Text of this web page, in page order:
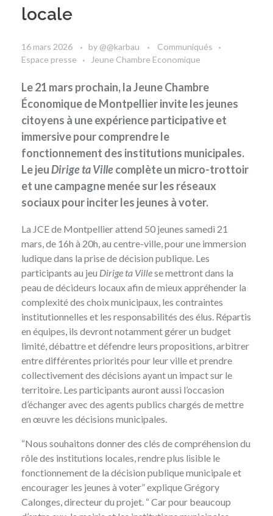
locale
16 mars 2026 by @@karbau
Communiqués
Espace presse
Jeune Chambre Economique
Le 21 mars prochain, la Jeune Chambre
Économique de Montpellier invite les jeunes
citoyens à une expérience participative et
immersive pour comprendre le
fonctionnement des institutions municipales.
Le jeuDirige ta Villecomplète un micro-trottoir
et une campagne menée sur les réseaux
sociaux pour inciter les jeunes à voter.
La JCE de Montpellier attend 50 jeunes samedi 21
mars, de 16h à 20h, au centre-ville, pour une immersion
ludique dans la prise de décision publique. Les
participants au jeu Dirige ta Villese mettront dans la
peau de décideurs locaux afin de mieux appréhender la
complexité des choix municipaux, les contraintes
institutionnelles et les responsabilités des élus. Répartis
en équipes, ils devront notamment gérer un budget
limité, débattre et défendre leurs propositions, arbitrer
entre différentes priorités pour leur ville et prendre
collectivement des décisions ayant un impact sur le
territoire. Les participants auront aussi l’occasion
d’échanger avec des agents publics chargés de mettre
en œuvre les décisions municipales.
“Nous souhaitons donner des clés de compréhension du
rôle des institutions locales, rendre plus lisible le
fonctionnement de la décision publique municipale et
encourager les jeunes à voter” explique Grégory
Calonges, directeur du projet. “ Car pour beaucoup